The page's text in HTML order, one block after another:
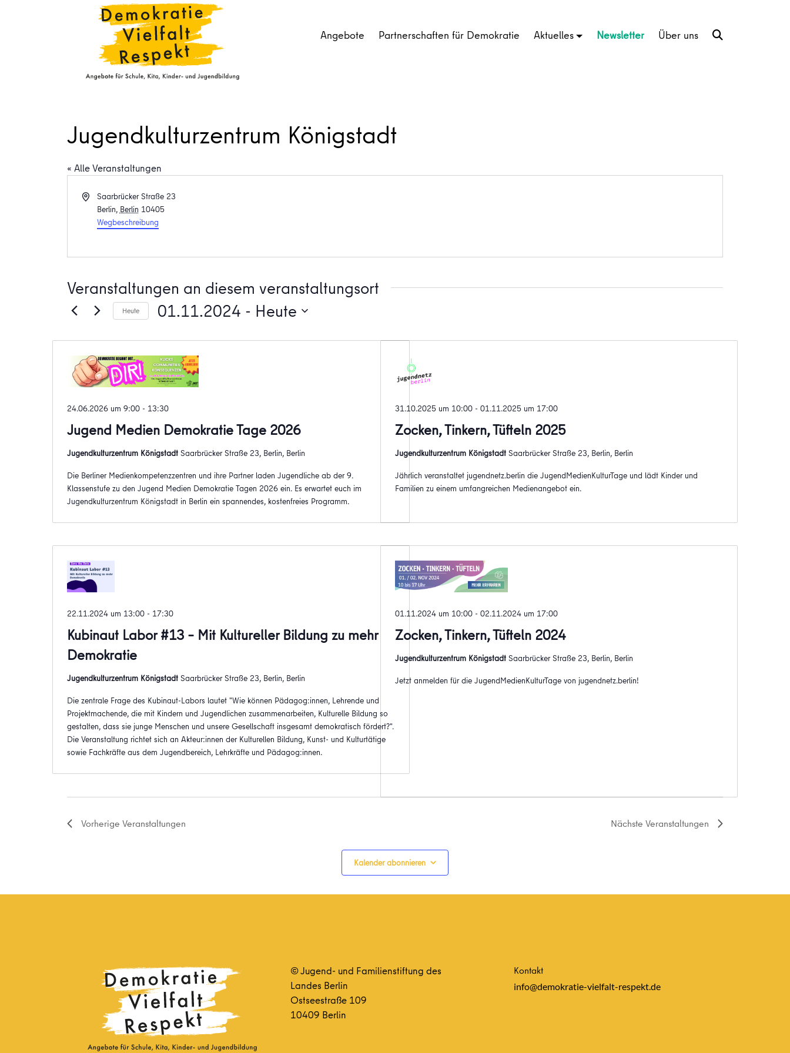
Angebote Partnerschaften für Demokratie Aktuelles Newsletter Über uns
Jugendkulturzentrum Königstadt
« Alle Veranstaltungen
AdresseSaarbrücker Straße 23
Berlin, Berlin 10405
Wegbeschreibung
Veranstaltungen an diesem veranstaltungsort
Heute 01.11.2024 - Heute
wählen.
Jugend Medien Demokratie Tage 2026
24.06.2026 um 9:00 - 13:30
Jugendkulturzentrum Königstadt Saarbrücker Straße 23, Berlin, Berlin
Die Berliner Medienkompetenzzentren und ihre Partner laden Jugendliche ab der 9.
Klassenstufe zu den Jugend Medien Demokratie Tagen 2026 ein. Es erwartet euch im
Jugendkulturzentrum Königstadt in Berlin ein spannendes, kostenfreies Programm.
Zocken, Tinkern, Tüfteln 2025
31.10.2025 um 10:00 - 01.11.2025 um 17:00
Jugendkulturzentrum Königstadt Saarbrücker Straße 23, Berlin, Berlin
Jährlich veranstaltet jugendnetz.berlin die JugendMedienKulturTage und lädt Kinder und
Familien zu einem umfangreichen Medienangebot ein.
Kubinaut Labor #13 – Mit Kultureller Bildung zu mehr
Demokratie
22.11.2024 um 13:00 - 17:30
Jugendkulturzentrum Königstadt Saarbrücker Straße 23, Berlin, Berlin
Die zentrale Frage des Kubinaut-Labors lautet "Wie können Pädagog:innen, Lehrende und
Projektmachende, die mit Kindern und Jugendlichen zusammenarbeiten, Kulturelle Bildung so
gestalten, dass sie junge Menschen und unsere Gesellschaft insgesamt demokratisch fördert?".
Die Veranstaltung richtet sich an Akteur:innen der Kulturellen Bildung, Kunst- und Kulturtätige
sowie Fachkräfte aus dem Jugendbereich, Lehrkräfte und Pädagog:innen.
Zocken, Tinkern, Tüfteln 2024
01.11.2024 um 10:00 - 02.11.2024 um 17:00
Jugendkulturzentrum Königstadt Saarbrücker Straße 23, Berlin, Berlin
Jetzt anmelden für die JugendMedienKulturTage von jugendnetz.berlin!
Vorherige Veranstaltungen Nächste Veranstaltungen
Kalender abonnieren
© Jugend- und Familienstiftung des
Landes Berlin
Ostseestraße 109
10409 Berlin
Kontakt
info@demokratie-vielfalt-respekt.de